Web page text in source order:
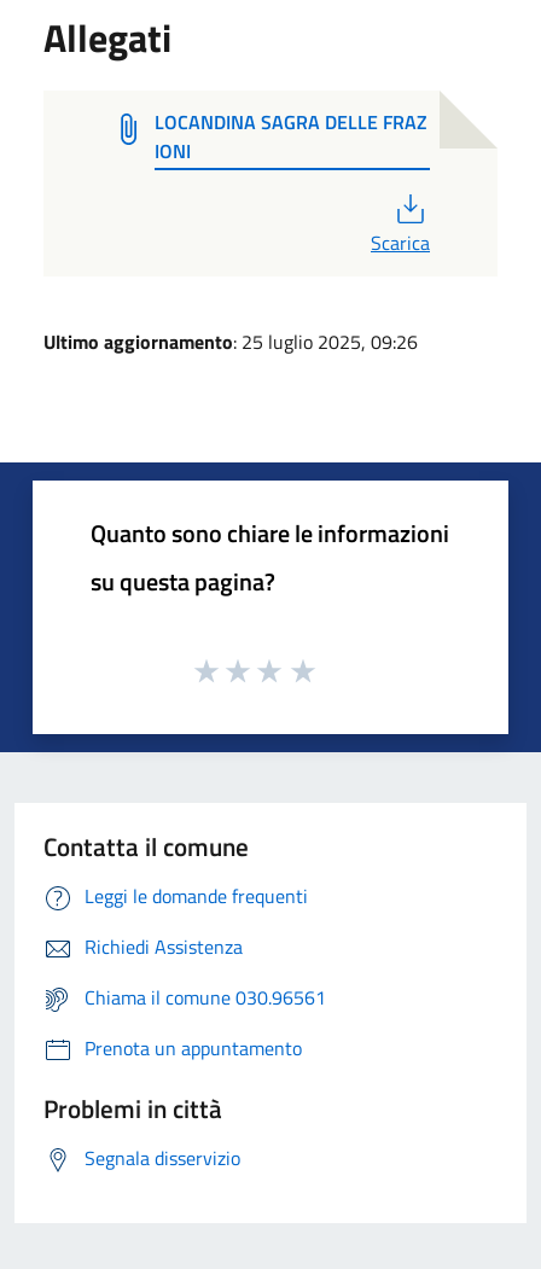
Allegati
LOCANDINA SAGRA DELLE FRAZ
IONI
Scarica
Ultimo aggiornamento: 25 luglio 2025, 09:26
Quanto sono chiare le informazioni
su questa pagina?
Contatta il comune
Leggi le domande frequenti
Richiedi Assistenza
Chiama il comune 030.96561
Prenota un appuntamento
Problemi in città
Segnala disservizio